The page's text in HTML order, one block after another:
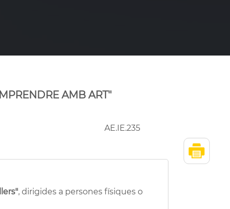
AMB ART"
AE.IE.235
, dirigides a persones físiques o